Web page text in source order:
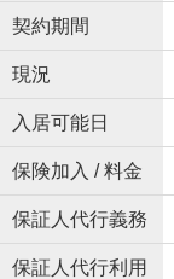
契約期間
現況
入居可能日
保険加入 / 料金
保証人代行義務
保証人代行利用